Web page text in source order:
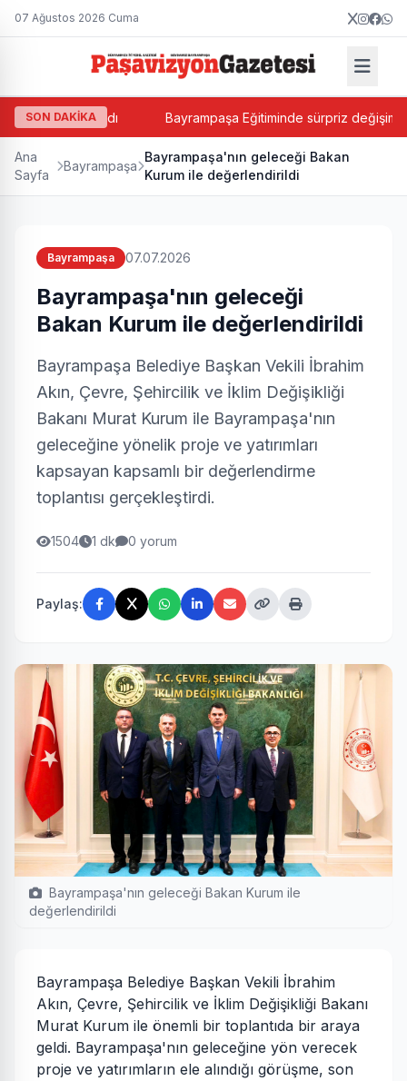
07 Ağustos 2026 Cuma
SON DAKİKA
Balkan atandı Bayrampaşa Eğitiminde sürpriz değişim!
Ana
Sayfa
Bayrampaşa
Bayrampaşa'nın geleceği Bakan
Kurum ile değerlendirildi
Bayrampaşa 07.07.2026
Bayrampaşa'nın geleceği
Bakan Kurum ile değerlendirildi
Bayrampaşa Belediye Başkan Vekili İbrahim
Akın, Çevre, Şehircilik ve İklim Değişikliği
Bakanı Murat Kurum ile Bayrampaşa'nın
geleceğine yönelik proje ve yatırımları
kapsayan kapsamlı bir değerlendirme
toplantısı gerçekleştirdi.
1504 1 dk 0 yorum
Paylaş:
Bayrampaşa'nın geleceği Bakan Kurum ile
değerlendirildi
Bayrampaşa Belediye Başkan Vekili İbrahim
Akın, Çevre, Şehircilik ve İklim Değişikliği Bakanı
Murat Kurum ile önemli bir toplantıda bir araya
geldi. Bayrampaşa'nın geleceğine yön verecek
proje ve yatırımların ele alındığı görüşme, son